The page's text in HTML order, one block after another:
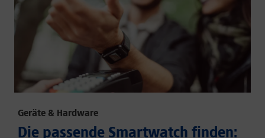
Geräte & Hardware
Die passende Smartwatch finden: